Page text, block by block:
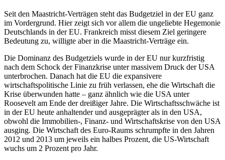
Seit den Maastricht-Verträgen steht das Budgetziel in der EU ganz
im Vordergrund. Hier zeigt sich vor allem die ungeliebte Hegemonie
Deutschlands in der EU. Frankreich misst diesem Ziel geringere
Bedeutung zu, willigte aber in die Maastricht-Verträge ein.
Die Dominanz des Budgetziels wurde in der EU nur kurzfristig
nach dem Schock der Finanzkrise unter massivem Druck der USA
unterbrochen. Danach hat die EU die expansivere
wirtschaftspolitische Linie zu früh verlassen, ehe die Wirtschaft die
Krise überwunden hatte – ganz ähnlich wie die USA unter
Roosevelt am Ende der dreißiger Jahre. Die Wirtschaftsschwäche ist
in der EU heute anhaltender und ausgeprägter als in den USA,
obwohl die Immobilien-, Finanz- und Wirtschaftskrise von den USA
ausging. Die Wirtschaft des Euro-Raums schrumpfte in den Jahren
2012 und 2013 um jeweils ein halbes Prozent, die US-Wirtschaft
wuchs um 2 Prozent pro Jahr.